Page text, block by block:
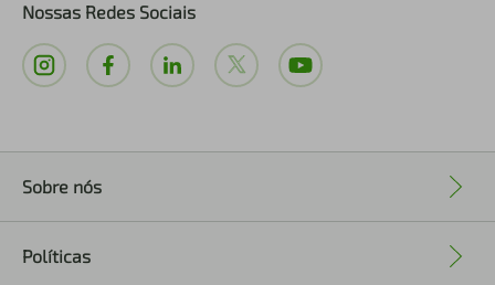
Nossas Redes Sociais
Sobre nós
Políticas